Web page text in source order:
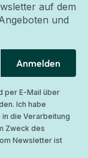
auf dem
und
Anmelden
per E-Mail über
Ich habe
die Verarbeitung
Zweck des
Newsletter ist